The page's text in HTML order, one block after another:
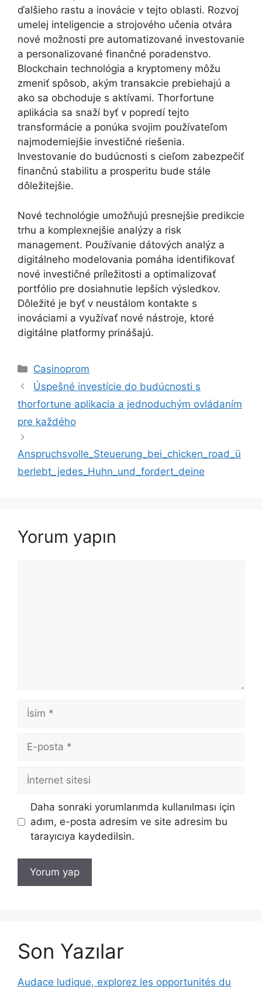
ďalšieho rastu a inovácie v tejto oblasti. Rozvoj
umelej inteligencie a strojového učenia otvára
nové možnosti pre automatizované investovanie
a personalizované finančné poradenstvo.
Blockchain technológia a kryptomeny môžu
zmeniť spôsob, akým transakcie prebiehajú a
ako sa obchoduje s aktívami. Thorfortune
aplikácia sa snaží byť v popredí tejto
transformácie a ponúka svojim používateľom
najmoderniejšie investičné riešenia.
Investovanie do budúcnosti s cieľom zabezpečiť
finančnú stabilitu a prosperitu bude stále
dôležitejšie.
Nové technológie umožňujú presnejšie predikcie
trhu a komplexnejšie analýzy a risk
management. Používanie dátových analýz a
digitálneho modelovania pomáha identifikovať
nové investičné príležitosti a optimalizovať
portfólio pre dosiahnutie lepších výsledkov.
Dôležité je byť v neustálom kontakte s
inováciami a využívať nové nástroje, ktoré
digitálne platformy prinášajú.
Kategoriler
Casinoprom
Úspešné investície do budúcnosti s
thorfortune aplikacia a jednoduchým ovládaním
pre každého
Anspruchsvolle_Steuerung_bei_chicken_road_ü
berlebt_jedes_Huhn_und_fordert_deine
Yorum yapın
İsim
posta
İnternet
sitesi
Daha sonraki yorumlarımda kullanılması için
adım, e-posta adresim ve site adresim bu
tarayıcıya kaydedilsin.
Son Yazılar
Audace ludique, explorez les opportunités du